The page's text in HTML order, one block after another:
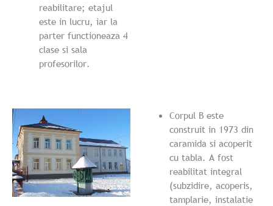
reabilitare; etajul
este in lucru, iar la
parter functioneaza 4
clase si sala
profesorilor.
Corpul B este
construit in 1973 din
caramida si acoperit
cu tabla. A fost
reabilitat integral
(subzidire, acoperis,
tamplarie, instalatie